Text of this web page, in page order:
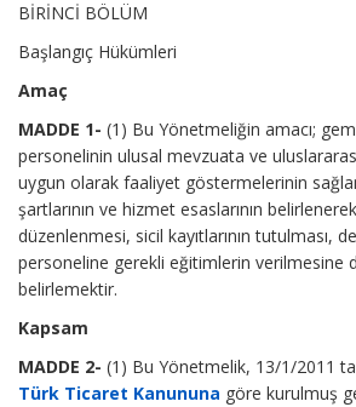
BİRİNCİ BÖLÜM
Başlangıç Hükümleri
Amaç
MADDE 1- (1) Bu Yönetmeliğin amacı;
personelinin ulusal mevzuata ve
uygun olarak faaliyet göstermelerinin
şartlarının ve hizmet esaslarının
düzenlenmesi, sicil kayıtlarının tutulması,
personeline gerekli eğitimlerin verilmesine
belirlemektir.
Kapsam
MADDE 2- (1) Bu Yönetmelik, 13/1/2011
Türk Ticaret Kanununa göre kurulmuş